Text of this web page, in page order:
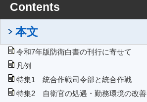
Contents
本文
令和7年版防衛白書の刊行に寄せて
凡例
特集1 統合作戦司令部と統合作戦
特集2 自衛官の処遇・勤務環境の改善